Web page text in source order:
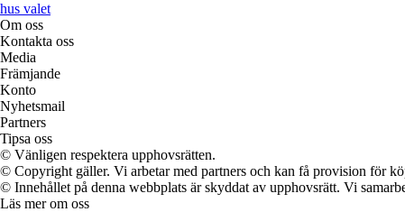
hus valet
Om oss
Kontakta oss
Media
Främjande
Konto
Nyhetsmail
Partners
Tipsa oss
© Vänligen respektera upphovsrätten.
© Copyright gäller. Vi arbetar med partners och kan få provision för
© Innehållet på denna webbplats är skyddat av upphovsrätt. Vi
Läs mer om oss